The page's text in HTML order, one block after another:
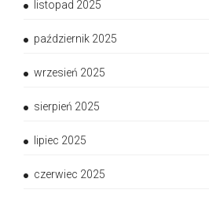
listopad 2025
październik 2025
wrzesień 2025
sierpień 2025
lipiec 2025
czerwiec 2025